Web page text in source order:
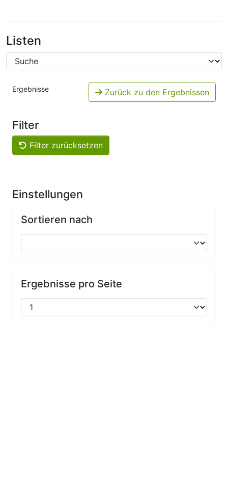
Listen
Ergebnisse Zurück zu den Ergebnissen
Filter
Filter zurücksetzen
Einstellungen
Sortieren nach
Ergebnisse pro Seite